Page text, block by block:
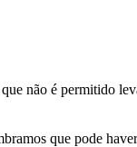
não é permitido
que pode